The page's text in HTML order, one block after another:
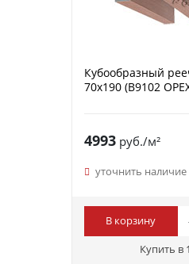
Кубообразный
70х190 (B9102
4993руб./м²
уточнить наличие
В корзину
Купить в